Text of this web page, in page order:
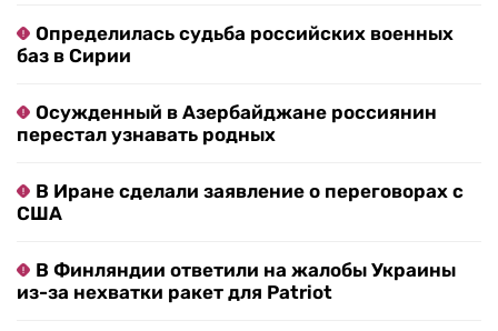
Определилась судьба российских военных
баз в Сирии
Осужденный в Азербайджане россиянин
перестал узнавать родных
В Иране сделали заявление о переговорах с
США
В Финляндии ответили на жалобы Украины
из-за нехватки ракет для Patriot